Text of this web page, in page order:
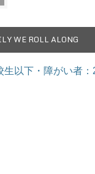
WE ROLL ALONG
以下・障がい者：